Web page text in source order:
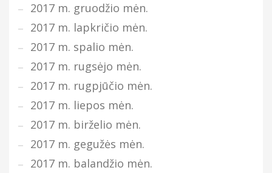
2017 m. gruodžio mėn.
2017 m. lapkričio mėn.
2017 m. spalio mėn.
2017 m. rugsėjo mėn.
2017 m. rugpjūčio mėn.
2017 m. liepos mėn.
2017 m. birželio mėn.
2017 m. gegužės mėn.
2017 m. balandžio mėn.